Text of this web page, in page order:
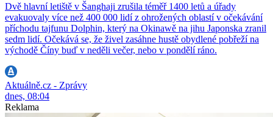
Dvě hlavní letiště v Šanghaji zrušila téměř 1400 letů a úřady
evakuovaly více než 400 000 lidí z ohrožených oblastí v očekávání
příchodu tajfunu Dolphin, který na Okinawě na jihu Japonska zranil
sedm lidí. Očekává se, že živel zasáhne hustě obydlené pobřeží na
východě Číny buď v neděli večer, nebo v pondělí ráno.
Aktuálně.cz - Zprávy
dnes, 08:04
Reklama